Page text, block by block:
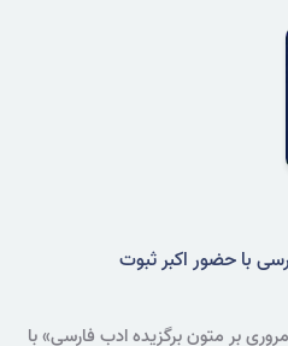
اداری آن‌ها ارزیابی، حفاظت و برای
می‌کند.
با حضور اکبر ثبوت
بر متون برگزیده ادب فارسی» با